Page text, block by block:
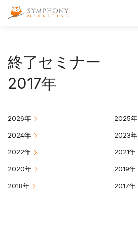
メインコンテンツへ移動
終了セミナー
2017年
2026年 2025年
2024年 2023年
2022年 2021年
2020年 2019年
2018年 2017年